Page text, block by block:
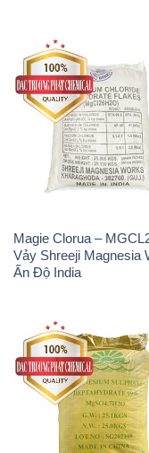
Magie Clorua –
Vảy Shreeji Magnesia
Ấn Độ India
MGSO4.7H2O –
Sulphate Heptahydrate
Trung Quốc China